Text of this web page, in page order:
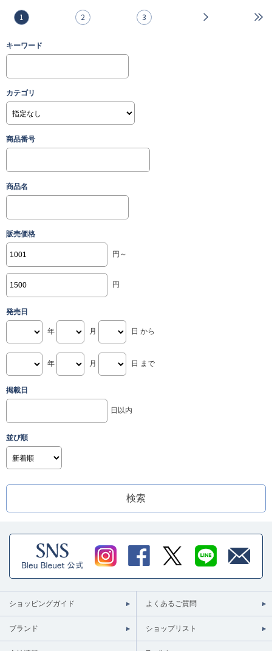
1 2 3
キーワード
カテゴリ
商品番号
商品名
販売価格
円～
円
発売日
年 月 日 から
年 月 日 まで
掲載日
日以内
並び順
ショッピングガイド よくあるご質問
ブランド ショップリスト